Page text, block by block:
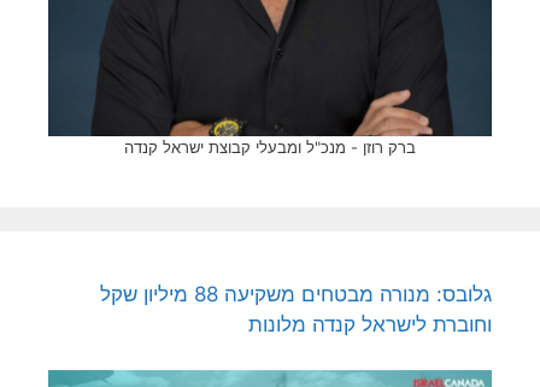
ברק רוזן - מנכ"ל ומבעלי קבוצת ישראל קנדה
גלובס: מנורה מבטחים משקיעה 88 מיליון שקל
וחוברת לישראל קנדה מלונות